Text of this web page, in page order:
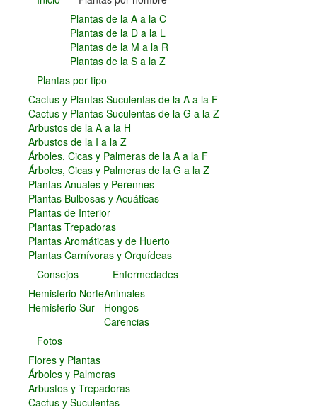
Plantas Carnívoras y Orquídeas
Consejos
Hemisferio Norte
Hemisferio Sur
Enfermedades
Animales
Hongos
Carencias
Fotos
Flores y Plantas
Árboles y Palmeras
Arbustos y Trepadoras
Cactus y Suculentas
Plantas de la A a la C
Plantas de la D a la L
Plantas de la M a la R
Plantas de la S a la Z
Plantas por tipo
Cactus y Plantas Suculentas de la A a la F
Cactus y Plantas Suculentas de la G a la Z
Arbustos de la A a la H
Arbustos de la I a la Z
Árboles, Cicas y Palmeras de la A a la F
Árboles, Cicas y Palmeras de la G a la Z
Plantas Anuales y Perennes
Plantas Bulbosas y Acuáticas
Plantas de Interior
Plantas Trepadoras
Plantas Aromáticas y de Huerto
Plantas Carnívoras y Orquídeas
Consejos
Hemisferio Norte
Hemisferio Sur
Enfermedades
Animales
Hongos
Carencias
Fotos
Flores y Plantas
Árboles y Palmeras
Arbustos y Trepadoras
Cactus y Suculentas